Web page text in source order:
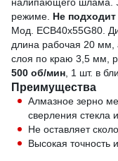
режиме. Не подходит
Мод. ECB40x55G80.
длина рабочая 20 мм,
слоя по краю 3,5 мм,
500 об/мин , 1 шт. в
Преимущества
Алмазное зерно
сверления стекла
Не оставляет
Высокая точность